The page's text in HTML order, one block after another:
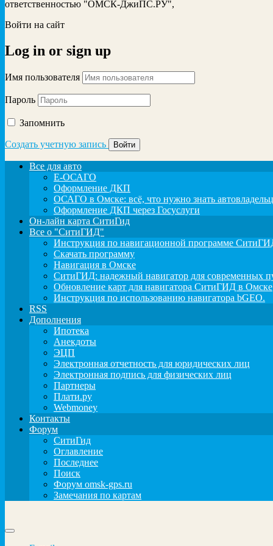
ответственностью "ОМСК-ДжиПС.РУ",
Войти на сайт
Log in or sign up
Имя пользователя
Пароль
Запомнить
Создать учетную запись
Все для авто
Е-ОСАГО
Оформление ДКП
ОСАГО в Омске: всё, что нужно знать
Оформление ДКП через Госуслуги
Он-лайн карта СитиГид
Все о "СитиГИД"
Инструкция по навигационной программе
Скачать программу
Навигация в Омске
СитиГИД: надежный навигатор для современных
Обновление карт для навигатора СитиГИД в Омске
Инструкция по использованию навигатора bGEO.
RSS
Дополнения
Ипотека
Анекдоты
ЭЦП
Электронная отчетность для юридических лиц
Электронная подпись для физических лиц
Партнеры
Плати.ру
Webmoney
Контакты
Форум
СитиГид
Оглавление
Последнее
Поиск
Форум omsk-gps.ru
Замечания по картам